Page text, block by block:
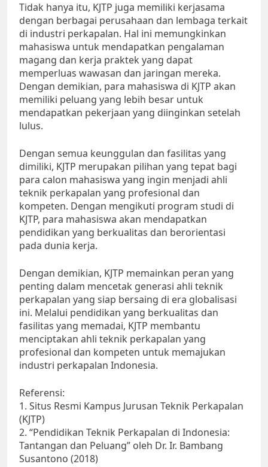
Tidak hanya itu, KJTP juga memiliki kerjasama
dengan berbagai perusahaan dan lembaga terkait
di industri perkapalan. Hal ini memungkinkan
mahasiswa untuk mendapatkan pengalaman
magang dan kerja praktek yang dapat
memperluas wawasan dan jaringan mereka.
Dengan demikian, para mahasiswa di KJTP akan
memiliki peluang yang lebih besar untuk
mendapatkan pekerjaan yang diinginkan setelah
lulus.
Dengan semua keunggulan dan fasilitas yang
dimiliki, KJTP merupakan pilihan yang tepat bagi
para calon mahasiswa yang ingin menjadi ahli
teknik perkapalan yang profesional dan
kompeten. Dengan mengikuti program studi di
KJTP, para mahasiswa akan mendapatkan
pendidikan yang berkualitas dan berorientasi
pada dunia kerja.
Dengan demikian, KJTP memainkan peran yang
penting dalam mencetak generasi ahli teknik
perkapalan yang siap bersaing di era globalisasi
ini. Melalui pendidikan yang berkualitas dan
fasilitas yang memadai, KJTP membantu
menciptakan ahli teknik perkapalan yang
profesional dan kompeten untuk memajukan
industri perkapalan Indonesia.
Referensi:
1. Situs Resmi Kampus Jurusan Teknik Perkapalan
(KJTP)
2. “Pendidikan Teknik Perkapalan di Indonesia:
Tantangan dan Peluang” oleh Dr. Ir. Bambang
Susantono (2018)